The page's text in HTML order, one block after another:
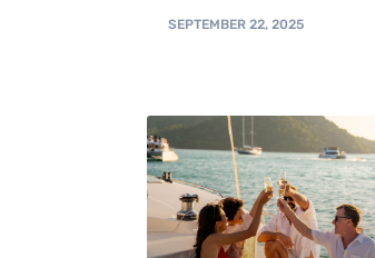
SEPTEMBER 22, 2025